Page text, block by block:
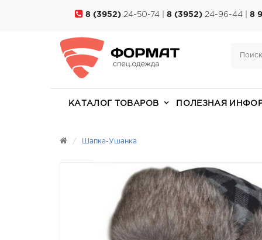
8 (3952) 24-50-74 | 8 (3952) 24-96-44 | 8
КАТАЛОГ ТОВАРОВ ПОЛЕЗНАЯ
Шапка-Ушанка